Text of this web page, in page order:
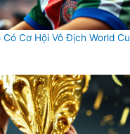
Có Cơ Hội Vô Địch World